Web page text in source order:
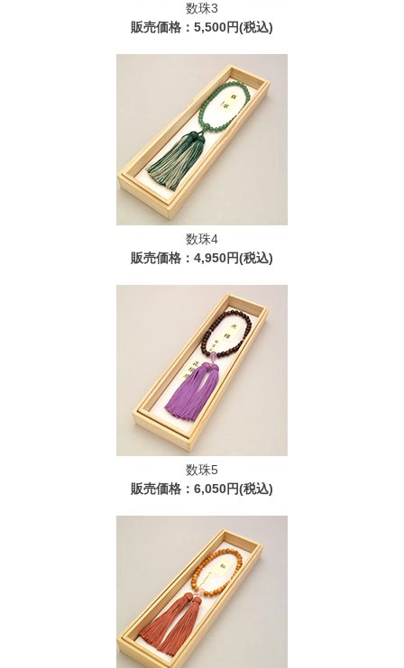
数珠3
販売価格：5,500円(税込)
数珠4
販売価格：4,950円(税込)
数珠5
販売価格：6,050円(税込)